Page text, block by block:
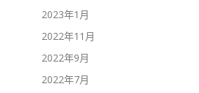
2023年1月
2022年11月
2022年9月
2022年7月